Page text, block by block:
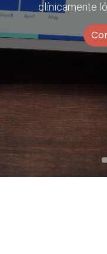
clínicamente